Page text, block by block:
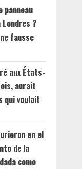
?
fausse
aux États-
aurait
qui voulait
en el
de la
como